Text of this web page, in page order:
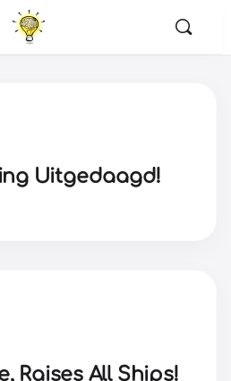
Uitgedaagd!
Raises All Ships!